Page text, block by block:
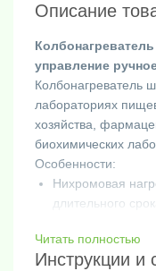
Описание
управление
Колбонагреватель
лабораториях
хозяйства,
биохимических
Особенности:
Нихромовая
длительного
прибора с
Читать полностью
Инструкции и